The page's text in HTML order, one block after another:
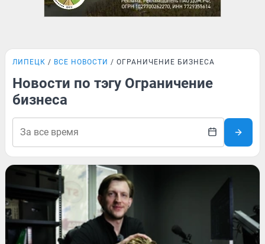
ЛИПЕЦК ВСЕ НОВОСТИ ОГРАНИЧЕНИЕ БИЗНЕСА
Новости по тэгу Ограничение
бизнеса